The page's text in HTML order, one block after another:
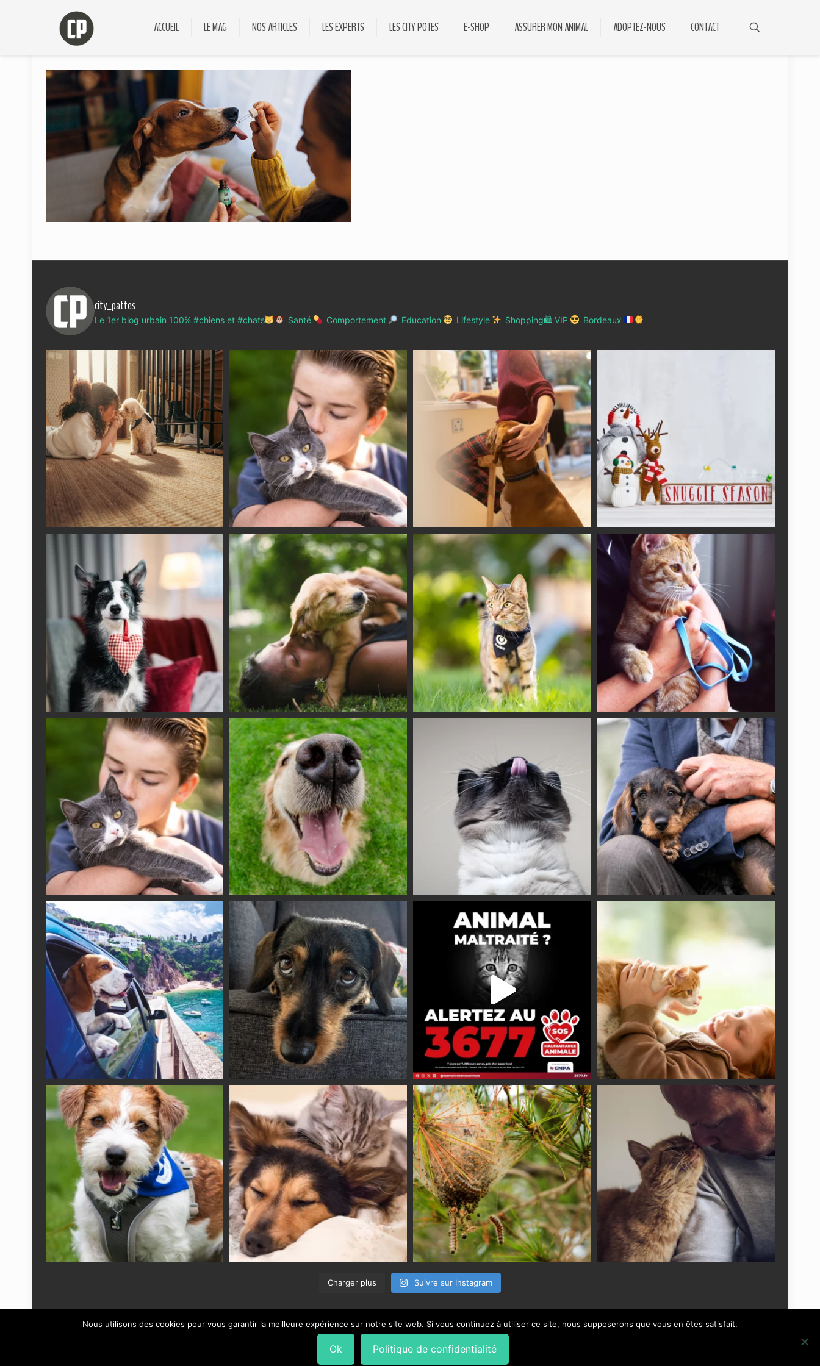
ACCUEIL LE MAG NOS ARTICLES LES EXPERTS LES CITY POTES E-SHOP ASSURER MON ANIMAL ADOPTEZ-NOUS CONTACT
city_pattes
Le 1er blog urbain 100% #chiens et #chats Santé Comportement Education Lifestyle Shopping🛍 VIP Bordeaux
Charger plus Suivre sur Instagram
Nous utilisons des cookies pour vous garantir la meilleure expérience sur notre site web. Si vous continuez à utiliser ce site, nous supposerons que vous en êtes satisfait.
Ok Politique de confidentialité